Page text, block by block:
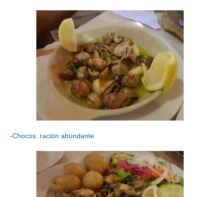
-Chocos: ración abundante